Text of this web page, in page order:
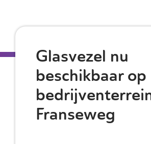
Glasvezel nu
beschikbaar op
Franseweg